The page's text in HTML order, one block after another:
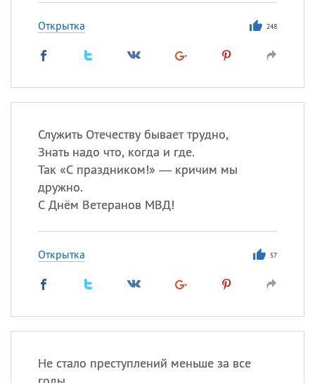
Открытка 248
Служить Отечеству бывает трудно,
Знать надо что, когда и где.
Так «С праздником!» — кричим мы
дружно.
С Днём Ветеранов МВД!
Открытка 57
Не стало преступлений меньше за все